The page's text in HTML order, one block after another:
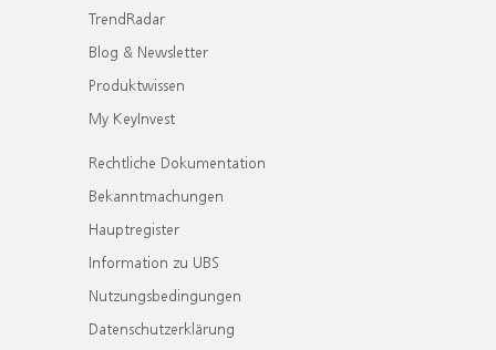
TrendRadar
Blog & Newsletter
Produktwissen
My KeyInvest
Rechtliche Dokumentation
Bekanntmachungen
Hauptregister
Information zu UBS
Nutzungsbedingungen
Datenschutzerklärung